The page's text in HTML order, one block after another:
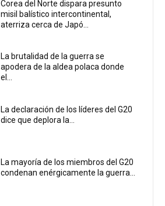
Corea del Norte dispara presunto
misil balístico intercontinental,
aterriza cerca de Japó...
La brutalidad de la guerra se
apodera de la aldea polaca donde
el...
La declaración de los líderes del G20
dice que deplora la...
La mayoría de los miembros del G20
condenan enérgicamente la guerra...